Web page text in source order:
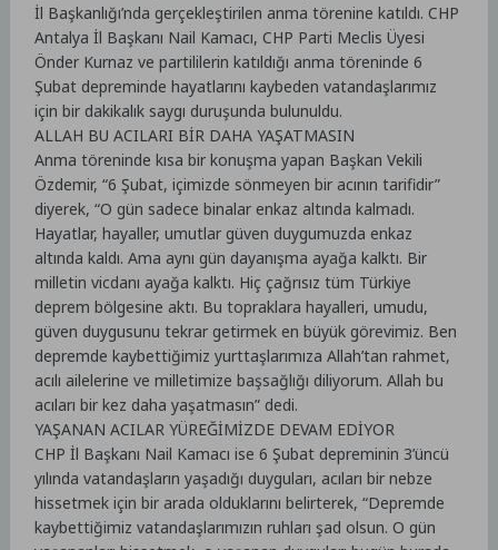
İl Başkanlığı’nda gerçekleştirilen anma törenine katıldı. CHP
Antalya İl Başkanı Nail Kamacı, CHP Parti Meclis Üyesi
Önder Kurnaz ve partililerin katıldığı anma töreninde 6
Şubat depreminde hayatlarını kaybeden vatandaşlarımız
için bir dakikalık saygı duruşunda bulunuldu.
ALLAH BU ACILARI BİR DAHA YAŞATMASIN
Anma töreninde kısa bir konuşma yapan Başkan Vekili
Özdemir, “6 Şubat, içimizde sönmeyen bir acının tarifidir”
diyerek, “O gün sadece binalar enkaz altında kalmadı.
Hayatlar, hayaller, umutlar güven duygumuzda enkaz
altında kaldı. Ama aynı gün dayanışma ayağa kalktı. Bir
milletin vicdanı ayağa kalktı. Hiç çağrısız tüm Türkiye
deprem bölgesine aktı. Bu topraklara hayalleri, umudu,
güven duygusunu tekrar getirmek en büyük görevimiz. Ben
depremde kaybettiğimiz yurttaşlarımıza Allah’tan rahmet,
acılı ailelerine ve milletimize başsağlığı diliyorum. Allah bu
acıları bir kez daha yaşatmasın” dedi.
YAŞANAN ACILAR YÜREĞİMİZDE DEVAM EDİYOR
CHP İl Başkanı Nail Kamacı ise 6 Şubat depreminin 3’üncü
yılında vatandaşların yaşadığı duyguları, acıları bir nebze
hissetmek için bir arada olduklarını belirterek, “Depremde
kaybettiğimiz vatandaşlarımızın ruhları şad olsun. O gün